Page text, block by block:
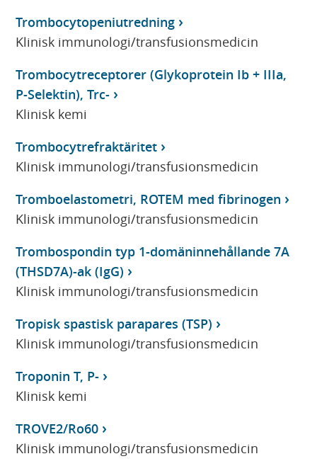
Trombocytopeniutredning
Klinisk immunologi/transfusionsmedicin
Trombocytreceptorer (Glykoprotein Ib + IIIa,
P-Selektin), Trc-
Klinisk kemi
Trombocytrefraktäritet
Klinisk immunologi/transfusionsmedicin
Tromboelastometri, ROTEM med fibrinogen
Klinisk immunologi/transfusionsmedicin
Trombospondin typ 1-domäninnehållande 7A
(THSD7A)-ak (IgG)
Klinisk immunologi/transfusionsmedicin
Tropisk spastisk parapares (TSP)
Klinisk immunologi/transfusionsmedicin
Troponin T, P-
Klinisk kemi
TROVE2/Ro60
Klinisk immunologi/transfusionsmedicin